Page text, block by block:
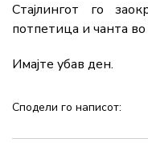
Стајлингот го
потпетица и чанта
Имајте убав ден.
Сподели го написот: